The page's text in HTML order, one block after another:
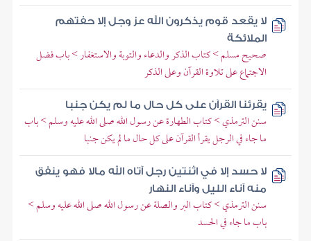
لا يقعد قوم يذكرون الله عز وجل إلا حفتهم
الملائكة
صحيح مسلم > كتاب الذكر والدعاء والتوبة والاستغفار > باب فضل
الاجتماع على تلاوة القرآن وعلى الذكر
يقرئنا القرآن على كل حال ما لم يكن جنبا
سنن الترمذي > كتاب الطهارة عن رسول الله صلى الله عليه وسلم > باب
ما جاء في الرجل يقرأ القرآن على كل حال ما لم يكن جنبا
لا حسد إلا في اثنتين رجل آتاه الله مالا فهو ينفق
منه آناء الليل وآناء النهار
سنن الترمذي > كتاب البر والصلة عن رسول الله صلى الله عليه وسلم >
باب ما جاء في الحسد